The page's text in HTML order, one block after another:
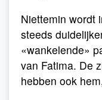
Niettemin wordt
steeds
«wankelende»
van Fatima. De
hebben ook